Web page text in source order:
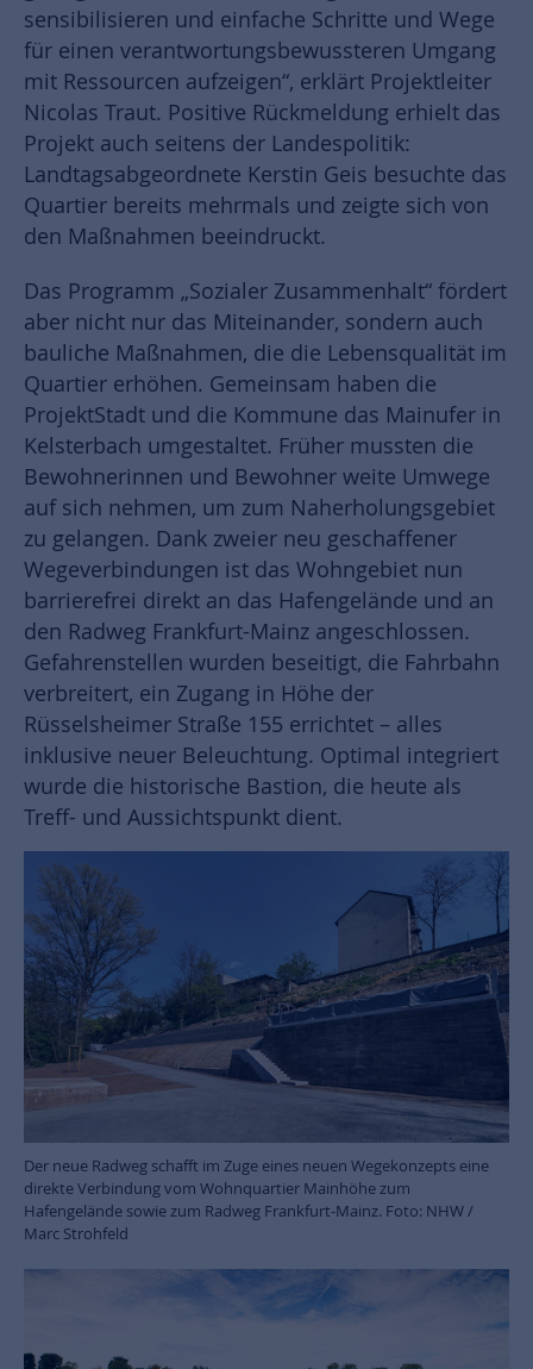
sensibilisieren und einfache Schritte und Wege
für einen verantwortungsbewussteren Umgang
mit Ressourcen aufzeigen“, erklärt Projektleiter
Nicolas Traut. Positive Rückmeldung erhielt das
Projekt auch seitens der Landespolitik:
Landtagsabgeordnete Kerstin Geis besuchte das
Quartier bereits mehrmals und zeigte sich von
den Maßnahmen beeindruckt.
Das Programm „Sozialer Zusammenhalt“ fördert
aber nicht nur das Miteinander, sondern auch
bauliche Maßnahmen, die die Lebensqualität im
Quartier erhöhen. Gemeinsam haben die
ProjektStadt und die Kommune das Mainufer in
Kelsterbach umgestaltet. Früher mussten die
Bewohnerinnen und Bewohner weite Umwege
auf sich nehmen, um zum Naherholungsgebiet
zu gelangen. Dank zweier neu geschaffener
Wegeverbindungen ist das Wohngebiet nun
barrierefrei direkt an das Hafengelände und an
den Radweg Frankfurt-Mainz angeschlossen.
Gefahrenstellen wurden beseitigt, die Fahrbahn
verbreitert, ein Zugang in Höhe der
Rüsselsheimer Straße 155 errichtet – alles
inklusive neuer Beleuchtung. Optimal integriert
wurde die historische Bastion, die heute als
Treff- und Aussichtspunkt dient.
Der neue Radweg schafft im Zuge eines neuen Wegekonzepts eine
direkte Verbindung vom Wohnquartier Mainhöhe zum
Hafengelände sowie zum Radweg Frankfurt-Mainz. Foto: NHW /
Marc Strohfeld